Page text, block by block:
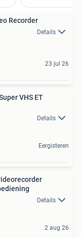
Recorder
Details
23 jul 26
VHS ET
Details
Eergisteren
Details
2 aug 26